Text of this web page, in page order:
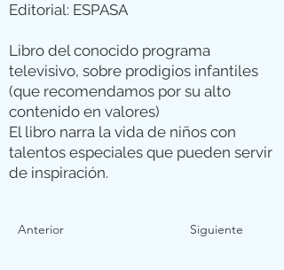
Editorial: ESPASA
Libro del conocido programa
televisivo, sobre prodigios infantiles
(que recomendamos por su alto
contenido en valores)
El libro narra la vida de niños con
talentos especiales que pueden servir
de inspiración.
Anterior Siguiente